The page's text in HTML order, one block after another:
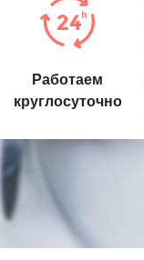
Работаем
круглосуточно